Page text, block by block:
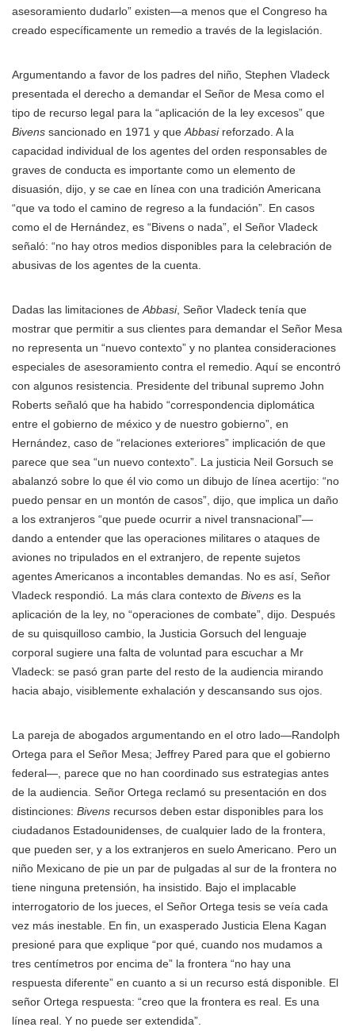
asesoramiento dudarlo” existen—a menos que el Congreso ha
creado específicamente un remedio a través de la legislación.
Argumentando a favor de los padres del niño, Stephen Vladeck
presentada el derecho a demandar el Señor de Mesa como el
tipo de recurso legal para la “aplicación de la ley excesos” que
Bivens sancionado en 1971 y que Abbasireforzado. A la
capacidad individual de los agentes del orden responsables de
graves de conducta es importante como un elemento de
disuasión, dijo, y se cae en línea con una tradición Americana
“que va todo el camino de regreso a la fundación”. En casos
como el de Hernández, es “Bivens o nada”, el Señor Vladeck
señaló: “no hay otros medios disponibles para la celebración de
abusivas de los agentes de la cuenta.
Dadas las limitaciones de Abbasi, Señor Vladeck tenía que
mostrar que permitir a sus clientes para demandar el Señor Mesa
no representa un “nuevo contexto” y no plantea consideraciones
especiales de asesoramiento contra el remedio. Aquí se encontró
con algunos resistencia. Presidente del tribunal supremo John
Roberts señaló que ha habido “correspondencia diplomática
entre el gobierno de méxico y de nuestro gobierno”, en
Hernández, caso de “relaciones exteriores” implicación de que
parece que sea “un nuevo contexto”. La justicia Neil Gorsuch se
abalanzó sobre lo que él vio como un dibujo de línea acertijo: “no
puedo pensar en un montón de casos”, dijo, que implica un daño
a los extranjeros “que puede ocurrir a nivel transnacional”—
dando a entender que las operaciones militares o ataques de
aviones no tripulados en el extranjero, de repente sujetos
agentes Americanos a incontables demandas. No es así, Señor
Vladeck respondió. La más clara contexto de Bivens es la
aplicación de la ley, no “operaciones de combate”, dijo. Después
de su quisquilloso cambio, la Justicia Gorsuch del lenguaje
corporal sugiere una falta de voluntad para escuchar a Mr
Vladeck: se pasó gran parte del resto de la audiencia mirando
hacia abajo, visiblemente exhalación y descansando sus ojos.
La pareja de abogados argumentando en el otro lado—Randolph
Ortega para el Señor Mesa; Jeffrey Pared para que el gobierno
federal—, parece que no han coordinado sus estrategias antes
de la audiencia. Señor Ortega reclamó su presentación en dos
distinciones: Bivens recursos deben estar disponibles para los
ciudadanos Estadounidenses, de cualquier lado de la frontera,
que pueden ser, y a los extranjeros en suelo Americano. Pero un
niño Mexicano de pie un par de pulgadas al sur de la frontera no
tiene ninguna pretensión, ha insistido. Bajo el implacable
interrogatorio de los jueces, el Señor Ortega tesis se veía cada
vez más inestable. En fin, un exasperado Justicia Elena Kagan
presioné para que explique “por qué, cuando nos mudamos a
tres centímetros por encima de” la frontera “no hay una
respuesta diferente” en cuanto a si un recurso está disponible. El
señor Ortega respuesta: “creo que la frontera es real. Es una
línea real. Y no puede ser extendida”.